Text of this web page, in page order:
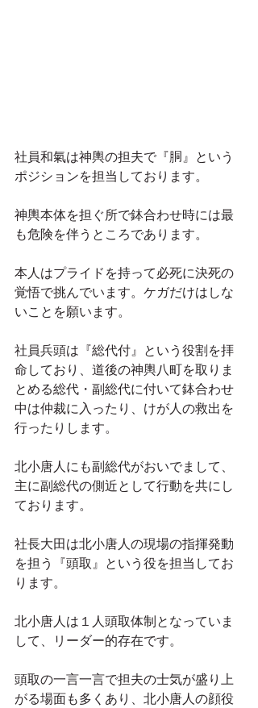
社員和氣は神輿の担夫で『胴』という
ポジションを担当しております。
神輿本体を担ぐ所で鉢合わせ時には最
も危険を伴うところであります。
本人はプライドを持って必死に決死の
覚悟で挑んでいます。ケガだけはしな
いことを願います。
社員兵頭は『総代付』という役割を拝
命しており、道後の神輿八町を取りま
とめる総代・副総代に付いて鉢合わせ
中は仲裁に入ったり、けが人の救出を
行ったりします。
北小唐人にも副総代がおいでまして、
主に副総代の側近として行動を共にし
ております。
社長大田は北小唐人の現場の指揮発動
を担う『頭取』という役を担当してお
ります。
北小唐人は１人頭取体制となっていま
して、リーダー的存在です。
頭取の一言一言で担夫の士気が盛り上
がる場面も多くあり、北小唐人の顔役